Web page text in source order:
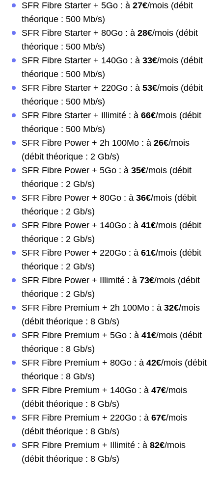
SFR Fibre Starter + 5Go : à 27€/mois (débit
théorique : 500 Mb/s)
SFR Fibre Starter + 80Go : à 28€/mois (débit
théorique : 500 Mb/s)
SFR Fibre Starter + 140Go : à 33€/mois (débit
théorique : 500 Mb/s)
SFR Fibre Starter + 220Go : à 53€/mois (débit
théorique : 500 Mb/s)
SFR Fibre Starter + Illimité : à 66€/mois (débit
théorique : 500 Mb/s)
SFR Fibre Power + 2h 100Mo : à 26€/mois
(débit théorique : 2 Gb/s)
SFR Fibre Power + 5Go : à 35€/mois (débit
théorique : 2 Gb/s)
SFR Fibre Power + 80Go : à 36€/mois (débit
théorique : 2 Gb/s)
SFR Fibre Power + 140Go : à 41€/mois (débit
théorique : 2 Gb/s)
SFR Fibre Power + 220Go : à 61€/mois (débit
théorique : 2 Gb/s)
SFR Fibre Power + Illimité : à 73€/mois (débit
théorique : 2 Gb/s)
SFR Fibre Premium + 2h 100Mo : à 32€/mois
(débit théorique : 8 Gb/s)
SFR Fibre Premium + 5Go : à 41€/mois (débit
théorique : 8 Gb/s)
SFR Fibre Premium + 80Go : à 42€/mois (débit
théorique : 8 Gb/s)
SFR Fibre Premium + 140Go : à 47€/mois
(débit théorique : 8 Gb/s)
SFR Fibre Premium + 220Go : à 67€/mois
(débit théorique : 8 Gb/s)
SFR Fibre Premium + Illimité : à 82€/mois
(débit théorique : 8 Gb/s)